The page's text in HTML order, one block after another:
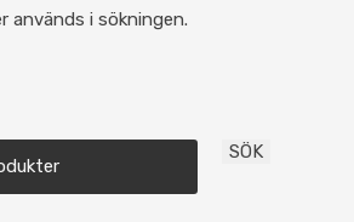
används i sökningen.